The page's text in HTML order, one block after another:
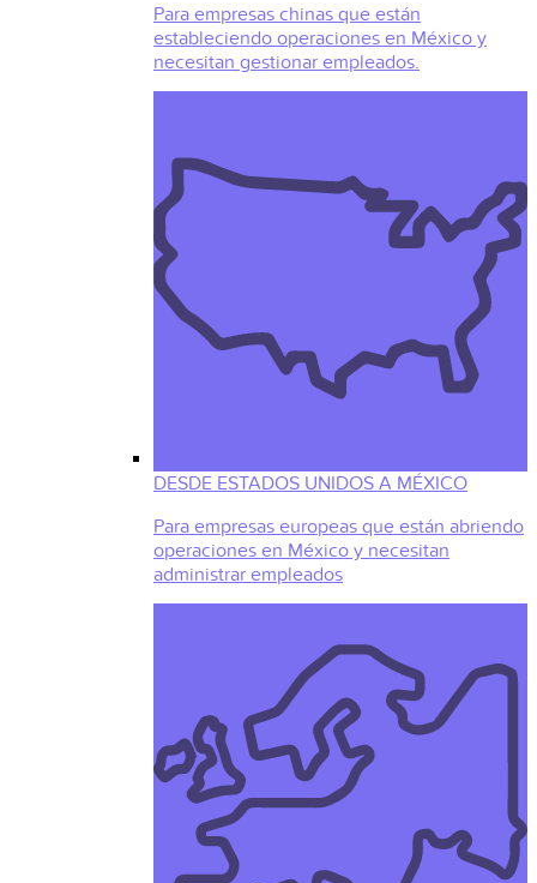
Para empresas chinas que están
estableciendo operaciones en México y
necesitan gestionar empleados.
DESDE ESTADOS UNIDOS A MÉXICO
Para empresas europeas que están abriendo
operaciones en México y necesitan
administrar empleados